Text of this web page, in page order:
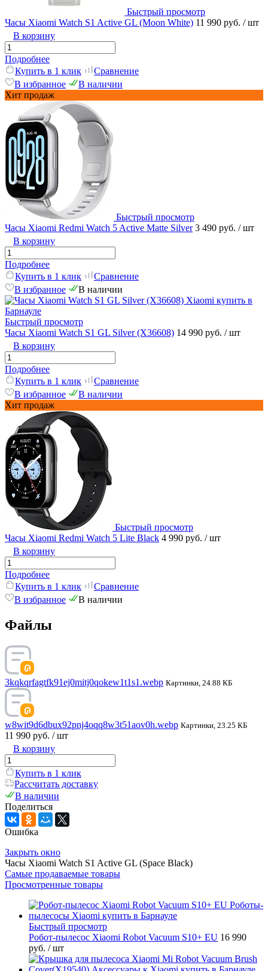
Быстрый просмотр
Часы Xiaomi Watch S1 Active GL (Moon White) 11 990 руб. / шт
В корзину
Подробнее
Купить в 1 клик
Сравнение
В избранное
В наличии
Хит продаж
Быстрый просмотр
Часы Xiaomi Redmi Watch 5 Active Matte Silver 3 490 руб. / шт
В корзину
Подробнее
Купить в 1 клик
Сравнение
В избранное
В наличии
Быстрый просмотр
Часы Xiaomi Watch S1 GL Silver (X36608) 14 990 руб. / шт
В корзину
Подробнее
Купить в 1 клик
Сравнение
В избранное
В наличии
Хит продаж
Быстрый просмотр
Часы Xiaomi Redmi Watch 5 Lite Black 4 990 руб. / шт
В корзину
Подробнее
Купить в 1 клик
Сравнение
В избранное
В наличии
Файлы
3kqkqrfagtfk91ej0mitj0qokew1t1s1.webp Картинки, 24.88 КБ
w8wit9d6dbux92pnj4oqq8w3t51aov0h.webp Картинки, 23.25 КБ
11 990 руб. / шт
В корзину
Купить в 1 клик
Рассчитать доставку
В наличии
Поделиться
Ошибка
Закрыть окно
Часы Xiaomi Watch S1 Active GL (Space Black)
Самые продаваемые товары
Просмотренные товары
Быстрый просмотр
Робот-пылесос Xiaomi Robot Vacuum S10+ EU 16 990
руб. / шт